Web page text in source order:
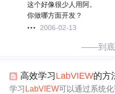
这个好像很少人用阿。
你做哪方面开发？
2006-02-13
——到
高效学习 LabVIEW的方
学习 LabVIEW可以通过系统